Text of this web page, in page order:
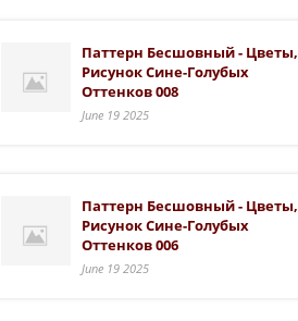
Паттерн Бесшовный - Цветы,
Рисунок Сине-Голубых
Оттенков 008
June 19 2025
Паттерн Бесшовный - Цветы,
Рисунок Сине-Голубых
Оттенков 006
June 19 2025